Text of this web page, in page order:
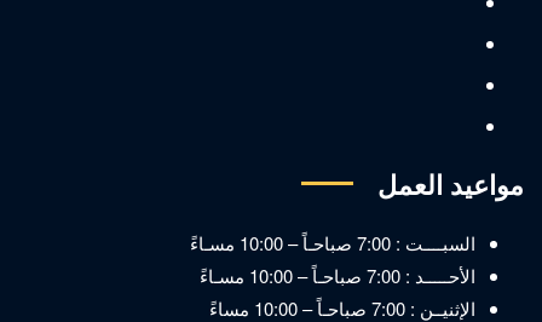
مواعيد العمل
السبــــت : 7:00 صباحـاً – 10:00 مسـاءً
الأحـــــد : 7:00 صباحـاً – 10:00 مسـاءً
الإثنيــن : 7:00 صباحـاً – 10:00 مساءً